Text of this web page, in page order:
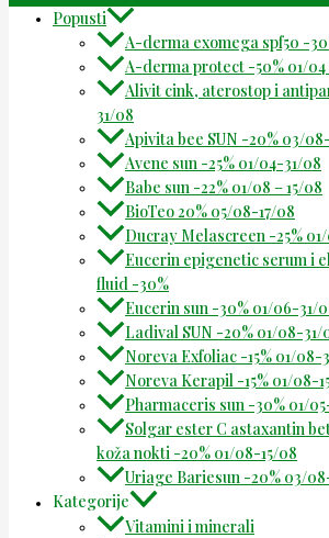
Popusti
A-derma exomega spf50 -
A-derma protect -50% 01/04
Alivit cink, aterostop i
31/08
Apivita bee SUN -20% 03/
Avene sun -25% 01/04-31/08
Babe sun -22% 01/08 – 15/08
BioTeo 20% 05/08-17/08
Ducray Melascreen -25%
Eucerin epigenetic serum i
fluid -30%
Eucerin sun -30% 01/06-31/
Ladival SUN -20% 01/08-31/
Noreva Exfoliac -15% 01/08-
Noreva Kerapil -15% 01/08-
Pharmaceris sun -30% 01/
Solgar ester C astaxantin
koža nokti -20% 01/08-15/08
Uriage Bariesun -20% 03/
Kategorije
Vitamini i minerali